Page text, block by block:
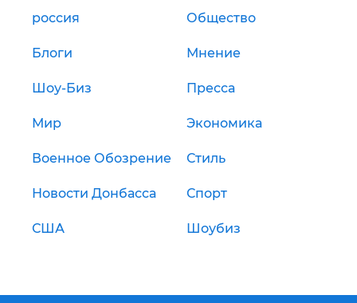
россия Общество
Блоги Мнение
Шоу-Биз Пресса
Мир Экономика
Военное Обозрение Стиль
Новости Донбасса Спорт
США Шоубиз